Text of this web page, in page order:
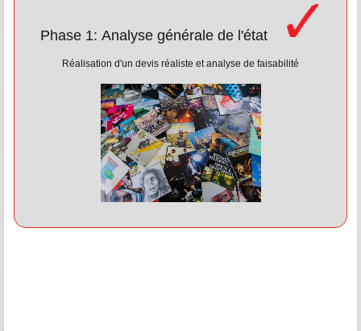
Phase 1: Analyse générale de l'état
Réalisation d'un devis réaliste et analyse de faisabilité